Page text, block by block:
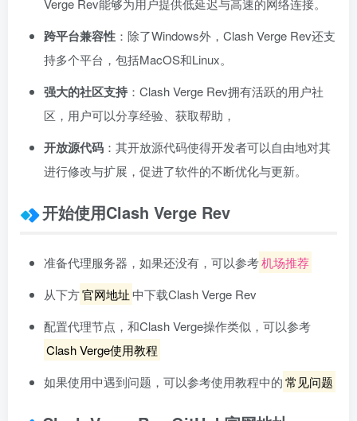
Verge Rev能够为用户提供低延迟与高速的网络连接。
跨平台兼容性 ：除了Windows外，Clash Verge Rev还支
持多个平台，包括MacOS和Linux。
强大的社区支持：Clash Verge Rev拥有活跃的用户社
区，用户可以分享经验、获取帮助，
开放源代码 ：其开放源代码使得开发者可以自由地对其
进行修改与扩展，促进了软件的不断优化与更新。
开始使用Clash Verge Rev
准备代理服务器，如果还没有，可以参考机场推荐
从下方官网地址中下载Clash Verge Rev
配置代理节点，和Clash Verge操作类似，可以参考
Clash Verge使用教程
如果使用中遇到问题，可以参考使用教程中的常见问题